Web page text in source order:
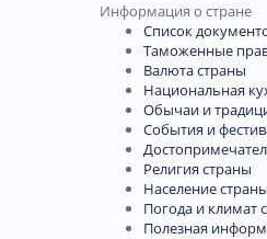
Информация о стране
Список
Таможенные
Валюта страны
Национальная
Обычаи и
События и
Религия страны
Население страны
Погода и климат
Полезная